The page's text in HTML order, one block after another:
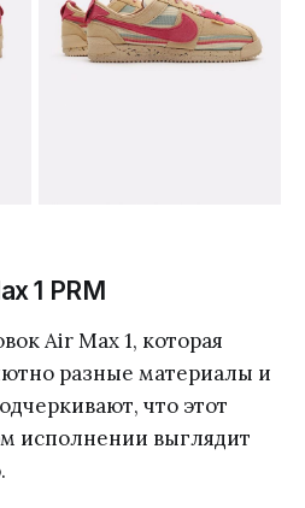
1 PRM
Air Max 1, которая
разные материалы и
что этот
исполнении выглядит